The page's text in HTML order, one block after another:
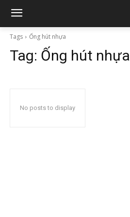
Tags Ống hút nhựa
Tag: Ống hút nhựa
No posts to display